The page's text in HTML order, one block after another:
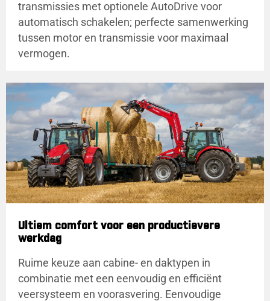
transmissies met optionele AutoDrive voor
automatisch schakelen; perfecte samenwerking
tussen motor en transmissie voor maximaal
vermogen.
Ultiem comfort voor een productievere
werkdag
Ruime keuze aan cabine- en daktypen in
combinatie met een eenvoudig en efficiënt
veersysteem en voorasvering. Eenvoudige